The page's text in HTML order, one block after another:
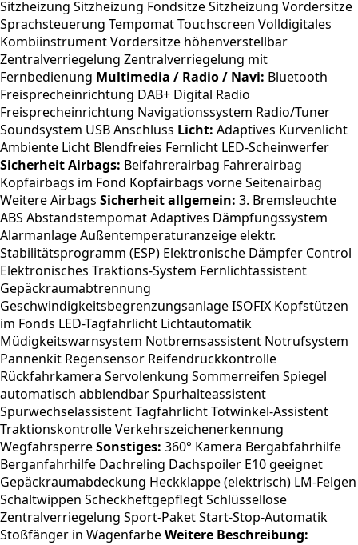
Sitzheizung Sitzheizung Fondsitze Sitzheizung Vordersitze
Sprachsteuerung Tempomat Touchscreen Volldigitales
Kombiinstrument Vordersitze höhenverstellbar
Zentralverriegelung Zentralverriegelung mit
Fernbedienung Multimedia / Radio / Navi: Bluetooth
Freisprecheinrichtung DAB+ Digital Radio
Freisprecheinrichtung Navigationssystem Radio/Tuner
Soundsystem USB Anschluss Licht: Adaptives Kurvenlicht
Ambiente Licht Blendfreies Fernlicht LED-Scheinwerfer
Sicherheit Airbags: Beifahrerairbag Fahrerairbag
Kopfairbags im Fond Kopfairbags vorne Seitenairbag
Weitere Airbags Sicherheit allgemein: 3. Bremsleuchte
ABS Abstandstempomat Adaptives Dämpfungssystem
Alarmanlage Außentemperaturanzeige elektr.
Stabilitätsprogramm (ESP) Elektronische Dämpfer Control
Elektronisches Traktions-System Fernlichtassistent
Gepäckraumabtrennung
Geschwindigkeitsbegrenzungsanlage ISOFIX Kopfstützen
im Fonds LED-Tagfahrlicht Lichtautomatik
Müdigkeitswarnsystem Notbremsassistent Notrufsystem
Pannenkit Regensensor Reifendruckkontrolle
Rückfahrkamera Servolenkung Sommerreifen Spiegel
automatisch abblendbar Spurhalteassistent
Spurwechselassistent Tagfahrlicht Totwinkel-Assistent
Traktionskontrolle Verkehrszeichenerkennung
WegfahrsperreSonstiges: 360° Kamera Bergabfahrhilfe
Berganfahrhilfe Dachreling Dachspoiler E10 geeignet
Gepäckraumabdeckung Heckklappe (elektrisch) LM-Felgen
Schaltwippen Scheckheftgepflegt Schlüssellose
Zentralverriegelung Sport-Paket Start-Stop-Automatik
Stoßfänger in WagenfarbeWeitere Beschreibung: